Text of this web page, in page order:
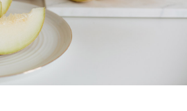
содержатся:
органов. А еще именно
дыне желтый
— эти каротиноиды
наше зрение;
мочегонное действие,
сосудистую
ПИТАНИЕ
ФРУКТЫ